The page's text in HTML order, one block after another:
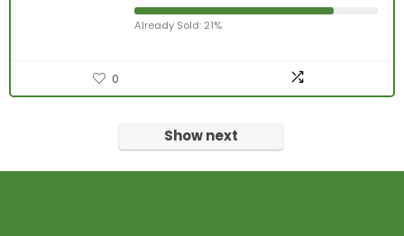
Already Sold: 21%
0
Show next